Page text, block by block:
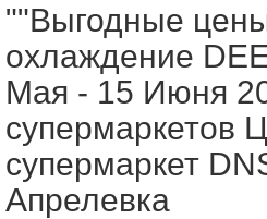
""Выгодные
охлаждение
Мая - 15 Июня
супермаркетов
супермаркет
Апрелевка